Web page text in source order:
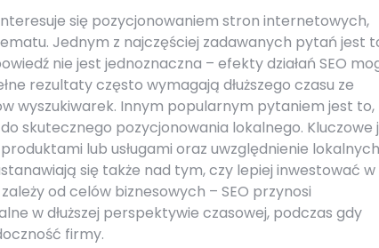
się pozycjonowaniem stron internetowych,
Jednym z najczęściej zadawanych pytań jest
nie jest jednoznaczna – efekty działań SEO
rezultaty często wymagają dłuższego czasu ze
wyszukiwarek. Innym popularnym pytaniem jest to,
skutecznego pozycjonowania lokalnego. Kluczowe
lub usługami oraz uwzględnienie lokalnych
się także nad tym, czy lepiej inwestować w
od celów biznesowych – SEO przynosi
w dłuższej perspektywie czasowej, podczas gdy
firmy.